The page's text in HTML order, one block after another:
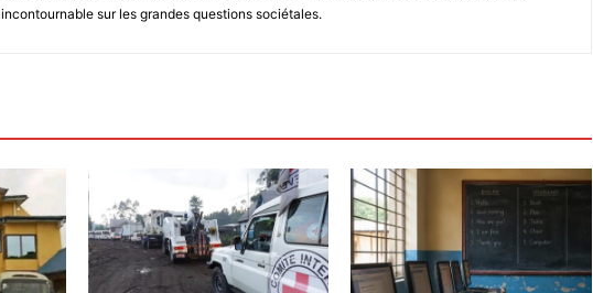
incontournable sur les grandes questions sociétales.